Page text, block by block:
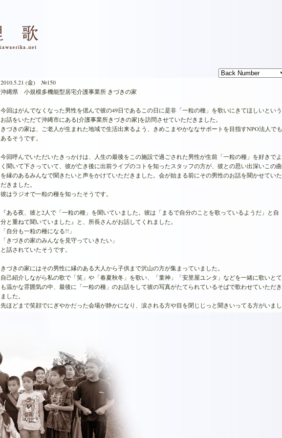
2010.5.21 (金) №150
沖縄県 小規模多機能型居宅介護事業所 きづきの家
今回はがんでなくなった男性を偲んで彼の49日であるこの日に是非「一粒の種」を歌いにきてほしいという
お話をいただて沖縄市にある[介護事業所きづきの家]を訪問させていただきました。
きづきの家は、ご老人が生まれた地域で生活出来るよう、きめこまやかななサポートを目指すNPO法人でも
あるそうです。
今回呼んでいただいたきっかけは、人生の最後をこの施設で過ごされた男性が生前「一粒の種」を好きでよ
く聞いて下さっていて、彼が亡き後に出前ライブのコトを知ったスタッフの方が、彼との思い出深いこの曲
を縁のあるみんなで聞きたいと声をかけていただきました。会が始まる前にその男性のお話を聞かせていた
だきました。
彼はラジオで一粒の種を知ったそうです。
『ある夜、彼と2人で「一粒の種」を聞いていました。彼は「まるで自分のことを歌っているようだ」と自
分と重ねて聞いていました』と、所長さんがお話してくれました。
「自分も一粒の種になる!!」
「きづきの家のみんなを見守っていきたい」
と話されていたそうです。
きづきの家にはその男性に縁のある大人から子供まで沢山の方が集まっていました。
自己紹介しながら私の歌で「笑」や「春夏秋冬」を歌い、「童神」「安里屋ユンタ」などを一緒に歌いとて
も温かな雰囲気の中、最後に「一粒の種」のお話をして彼の写真がたてられているそばで歌わせていただき
ました。
先ほどまで笑顔でにぎやかだった会場が静かになり、涙される方や目を閉じじっと聞きいってる方がいまし
「ありがとう」
との言葉をいただき、人と人との出会いの見えない温かな力を感じました。
出会わせてくれた彼に心から感謝します。
ありがとうございます。
たくさんの方に愛されながら生きぬいた彼、この先もずっとずっときづきの家の皆さんを見守ってくれてい
ると思います。
大切な方を思う気持ちが引き寄せてくれた今回のSmile Seed Projectでした。